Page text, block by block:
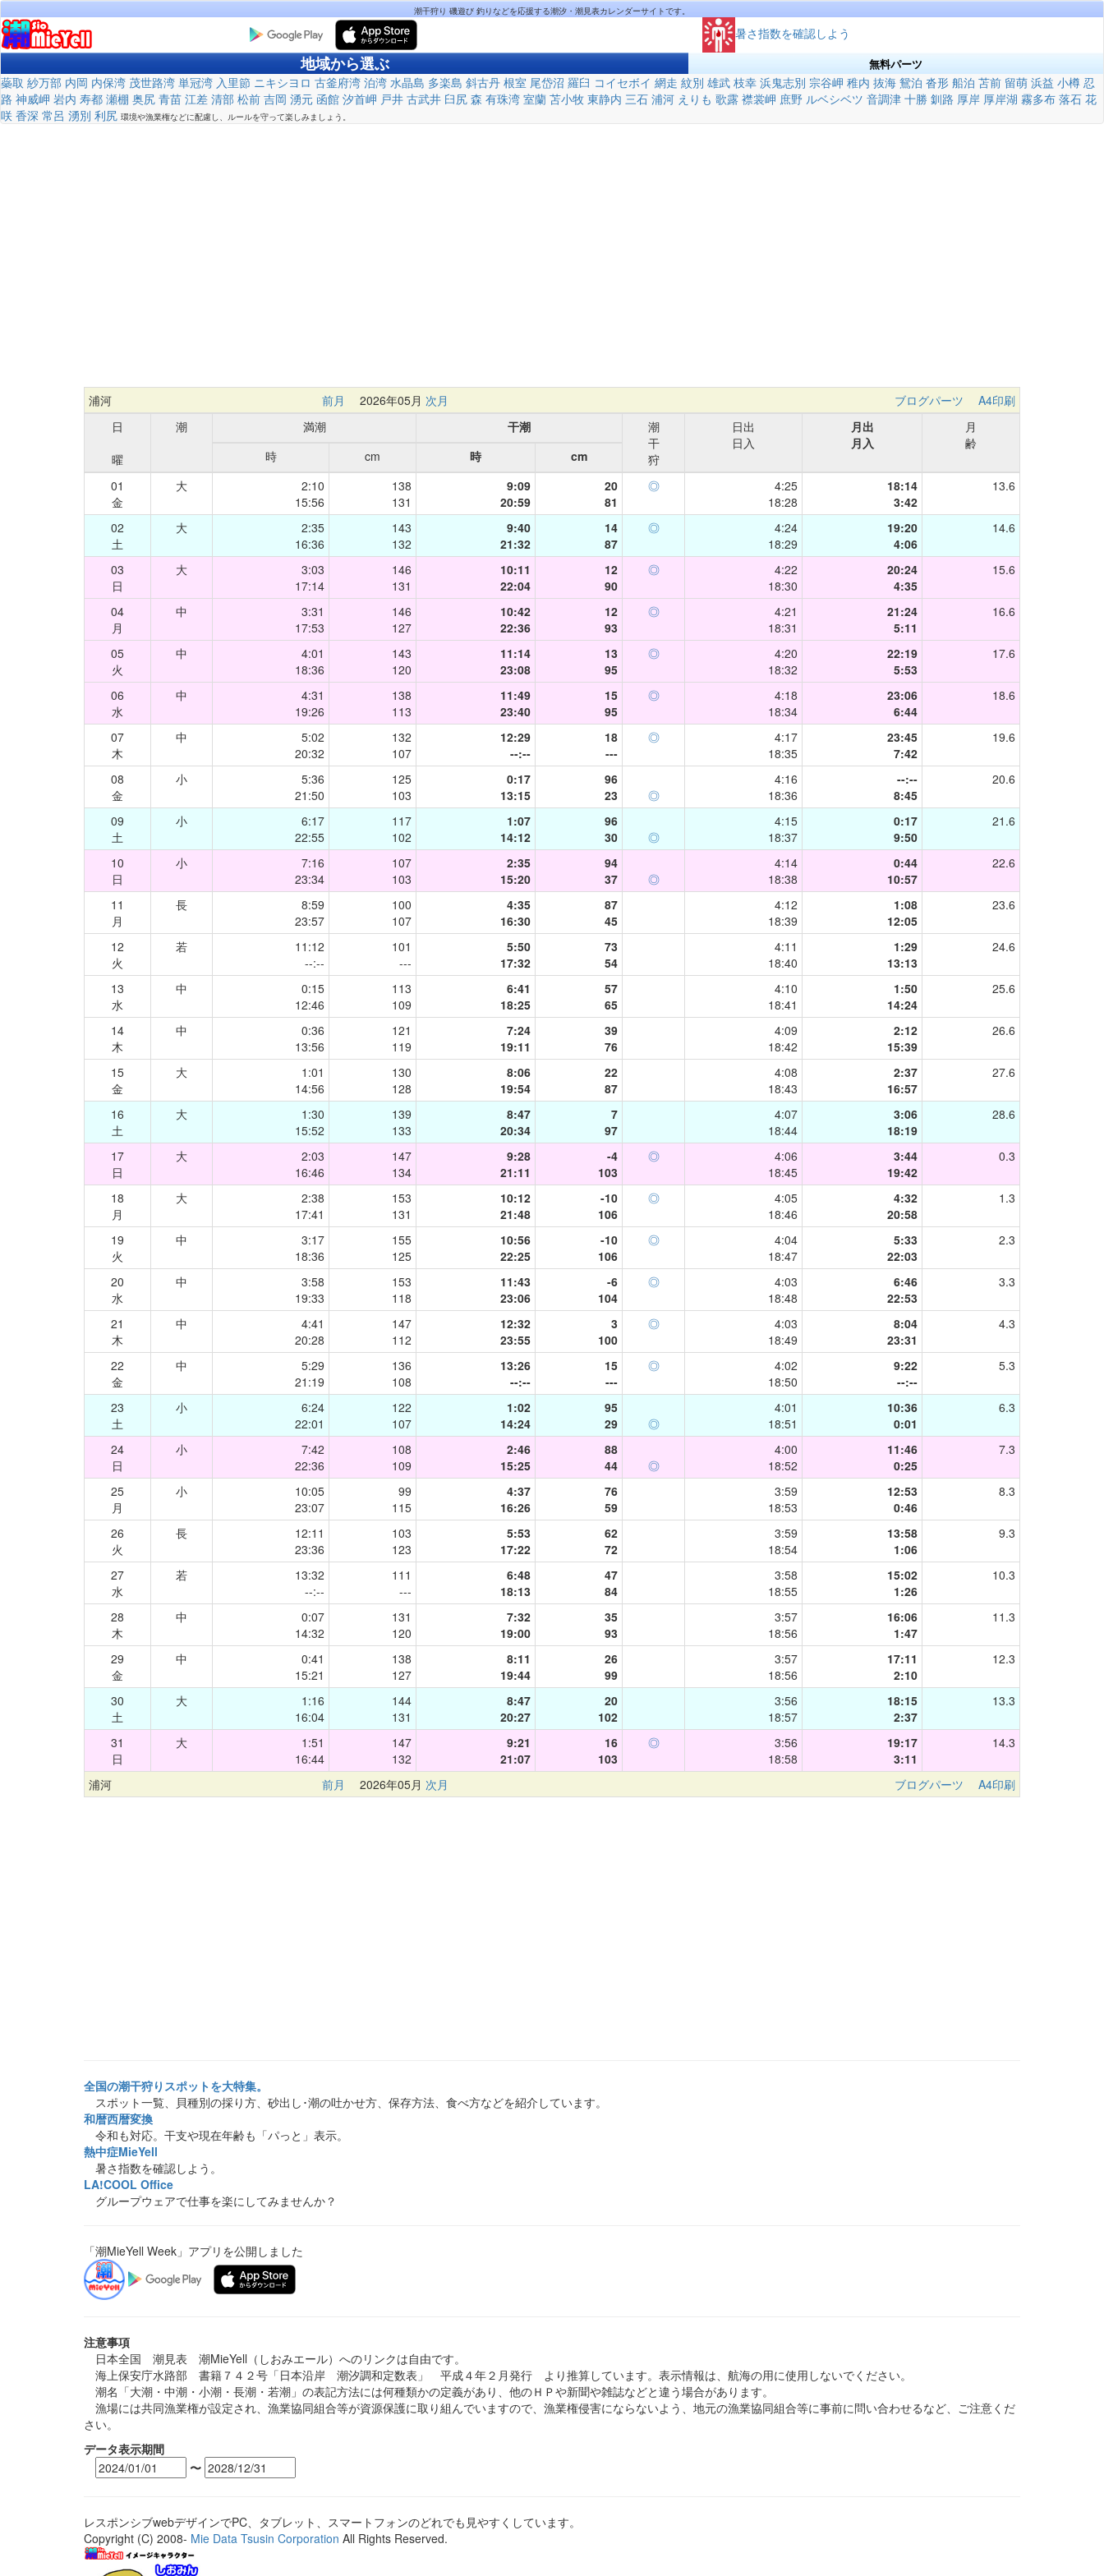
潮干狩り 磯遊び 釣りなどを応援する潮汐・潮見表カレンダーサイトです。
暑さ指数を確認しよう
地域から選ぶ 無料パーツ
蘂取 紗万部 内岡 内保湾 茂世路湾 単冠湾 入里節 ニキシヨロ 古釜府湾 泊湾 水晶島 多楽島 斜古丹 根室 尾岱沼 羅臼 コイセボイ 網走 紋別 雄武 枝幸 浜鬼志別 宗谷岬 稚内 抜海 鴛泊 沓形 船泊 苫前 留萌 浜益 小樽 忍
路 神威岬 岩内 寿都 瀬棚 奥尻 青苗 江差 清部 松前 吉岡 湧元 函館 汐首岬 戸井 古武井 臼尻 森 有珠湾 室蘭 苫小牧 東静内 三石 浦河 えりも 歌露 襟裳岬 庶野 ルベシベツ 音調津 十勝 釧路 厚岸 厚岸湖 霧多布 落石 花
咲 香深 常呂 湧別 利尻 環境や漁業権などに配慮し、ルールを守って楽しみましょう。
浦河 前月 2026年05月 次月 ブログパーツ
A4印刷
日
曜
潮 満潮 干潮
潮
干
狩
日出
日入
月出
月入
月
齢
時
cm 時
cm
01
金
大
2:10
15:56
138
131
9:09
20:59
20
81
◎
4:25
18:28
18:14
3:42
13.6
02
土
大
2:35
16:36
143
132
9:40
21:32
14
87
◎
4:24
18:29
19:20
4:06
14.6
03
日
大
3:03
17:14
146
131
10:11
22:04
12
90
◎
4:22
18:30
20:24
4:35
15.6
04
月
中
3:31
17:53
146
127
10:42
22:36
12
93
◎
4:21
18:31
21:24
5:11
16.6
05
火
中
4:01
18:36
143
120
11:14
23:08
13
95
◎
4:20
18:32
22:19
5:53
17.6
06
水
中
4:31
19:26
138
113
11:49
23:40
15
95
◎
4:18
18:34
23:06
6:44
18.6
07
木
中
5:02
20:32
132
107
12:29
--:--
18
---
◎
4:17
18:35
23:45
7:42
19.6
08
金
小
5:36
21:50
125
103
0:17
13:15
96
23
◎
4:16
18:36
--:--
8:45
20.6
09
土
小
6:17
22:55
117
102
1:07
14:12
96
30
◎
4:15
18:37
0:17
9:50
21.6
10
日
小
7:16
23:34
107
103
2:35
15:20
94
37
◎
4:14
18:38
0:44
10:57
22.6
11
月
長
8:59
23:57
100
107
4:35
16:30
87
45
4:12
18:39
1:08
12:05
23.6
12
火
若
11:12
--:--
101
---
5:50
17:32
73
54
4:11
18:40
1:29
13:13
24.6
13
水
中
0:15
12:46
113
109
6:41
18:25
57
65
4:10
18:41
1:50
14:24
25.6
14
木
中
0:36
13:56
121
119
7:24
19:11
39
76
4:09
18:42
2:12
15:39
26.6
15
金
大
1:01
14:56
130
128
8:06
19:54
22
87
4:08
18:43
2:37
16:57
27.6
16
土
大
1:30
15:52
139
133
8:47
20:34
7
97
4:07
18:44
3:06
18:19
28.6
17
日
大
2:03
16:46
147
134
9:28
21:11
-4
103
◎
4:06
18:45
3:44
19:42
0.3
18
月
大
2:38
17:41
153
131
10:12
21:48
-10
106
◎
4:05
18:46
4:32
20:58
1.3
19
火
中
3:17
18:36
155
125
10:56
22:25
-10
106
◎
4:04
18:47
5:33
22:03
2.3
20
水
中
3:58
19:33
153
118
11:43
23:06
-6
104
◎
4:03
18:48
6:46
22:53
3.3
21
木
中
4:41
20:28
147
112
12:32
23:55
3
100
◎
4:03
18:49
8:04
23:31
4.3
22
金
中
5:29
21:19
136
108
13:26
--:--
15
---
◎
4:02
18:50
9:22
--:--
5.3
23
土
小
6:24
22:01
122
107
1:02
14:24
95
29
◎
4:01
18:51
10:36
0:01
6.3
24
日
小
7:42
22:36
108
109
2:46
15:25
88
44
◎
4:00
18:52
11:46
0:25
7.3
25
月
小
10:05
23:07
99
115
4:37
16:26
76
59
3:59
18:53
12:53
0:46
8.3
26
火
長
12:11
23:36
103
123
5:53
17:22
62
72
3:59
18:54
13:58
1:06
9.3
27
水
若
13:32
--:--
111
---
6:48
18:13
47
84
3:58
18:55
15:02
1:26
10.3
28
木
中
0:07
14:32
131
120
7:32
19:00
35
93
3:57
18:56
16:06
1:47
11.3
29
金
中
0:41
15:21
138
127
8:11
19:44
26
99
3:57
18:56
17:11
2:10
12.3
30
土
大
1:16
16:04
144
131
8:47
20:27
20
102
3:56
18:57
18:15
2:37
13.3
31
日
大
1:51
16:44
147
132
9:21
21:07
16
103
◎
3:56
18:58
19:17
3:11
14.3
浦河 前月 2026年05月 次月 ブログパーツ A4印刷
全国の潮干狩りスポットを大特集。
スポット一覧、貝種別の採り方、砂出し･潮の吐かせ方、保存方法、食べ方などを紹介しています。
和暦西暦変換
令和も対応。干支や現在年齢も「パっと」表示。
熱中症MieYell
暑さ指数を確認しよう。
LA!COOL Office
グループウェアで仕事を楽にしてみませんか？
「潮MieYell Week」アプリを公開しました
注意事項
日本全国 潮見表 潮MieYell（しおみエール）へのリンクは自由です。
海上保安庁水路部 書籍７４２号「日本沿岸 潮汐調和定数表」 平成４年２月発行 より推算しています。表示情報は、航海の用に使用しないでください。
潮名「大潮・中潮・小潮・長潮・若潮」の表記方法には何種類かの定義があり、他のＨＰや新聞や雑誌などと違う場合があります。
漁場には共同漁業権が設定され、漁業協同組合等が資源保護に取り組んでいますので、漁業権侵害にならないよう、地元の漁業協同組合等に事前に問い合わせるなど、ご注意くだ
さい。
データ表示期間
〜
レスポンシブwebデザインでPC、タブレット、スマートフォンのどれでも見やすくしています。
Copyright (C) 2008- Mie Data Tsusin Corporation All Rights Reserved.